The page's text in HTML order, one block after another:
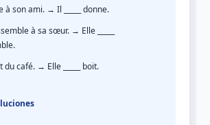
à son ami. → Il _____ donne.
à sa sœur. → Elle _____
du café. → Elle _____ boit.